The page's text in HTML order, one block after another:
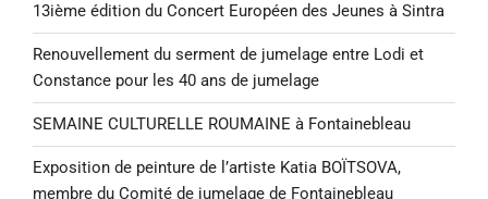
13ième édition du Concert Européen des Jeunes à Sintra
Renouvellement du serment de jumelage entre Lodi et
Constance pour les 40 ans de jumelage
SEMAINE CULTURELLE ROUMAINE à Fontainebleau
Exposition de peinture de l’artiste Katia BOÏTSOVA,
membre du Comité de jumelage de Fontainebleau